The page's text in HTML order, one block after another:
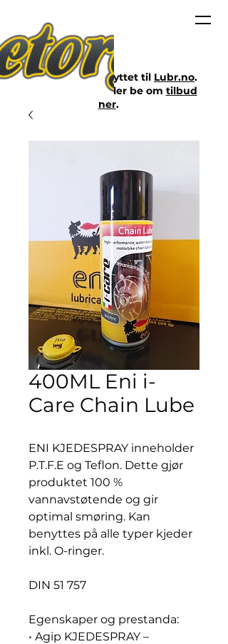
400ML Eni i-
Care Chain Lube
ENI KJEDESPRAY inneholder
P.T.F.E og Teflon. Dette gjør
produktet 100 %
vannavstøtende og gir
optimal smøring. Kan
benyttes på alle typer kjeder
inkl. O-ringer.
DIN 51 757
Egenskaper og prestanda:
• Agip KJEDESPRAY –
Nettbutikken er flyttet til Lubr.no.
Klikk på lenken eller be om tilbud
her.